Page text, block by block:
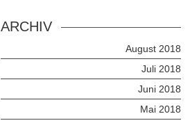
ARCHIV
August 2018
Juli 2018
Juni 2018
Mai 2018